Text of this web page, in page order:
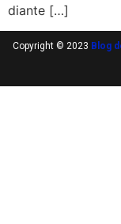
diante […]
Copyright © 2023 Blog